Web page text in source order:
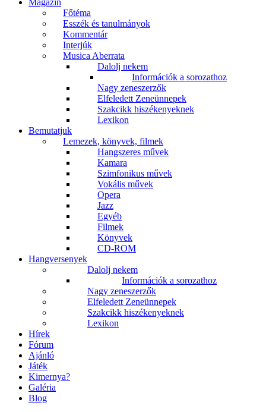
Főtéma
Esszék és tanulmányok
Kommentár
Interjúk
Musica Aberrata
Dalolj nekem
Információk a sorozathoz
Nagy zeneszerzők
Elfeledett Zeneünnepek
Szakcikk hiszékenyeknek
Lexikon
Bemutatjuk
Lemezek, könyvek, filmek
Hangszeres művek
Kamara
Szimfonikus művek
Vokális művek
Opera
Jazz
Egyéb
Filmek
Könyvek
CD-ROM
Hangversenyek
Dalolj nekem
Információk a sorozathoz
Nagy zeneszerzők
Elfeledett Zeneünnepek
Szakcikk hiszékenyeknek
Lexikon
Hírek
Fórum
Ajánló
Játék
Kimernya?
Galéria
Blog